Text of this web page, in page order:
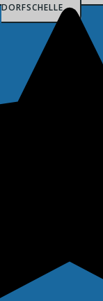
DORFSCHELLE